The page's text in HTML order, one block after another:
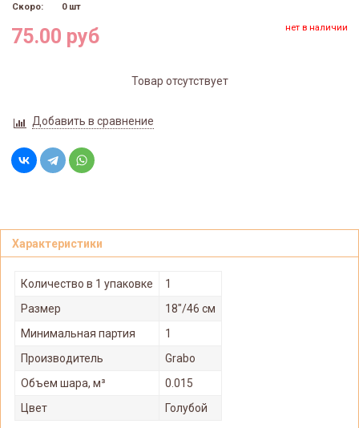
Скоро:
0 шт
75.00 руб нет в наличии
Товар отсутствует
Добавить в сравнение
Характеристики
Количество в 1 упаковке
1
Размер
18"/46 см
Минимальная партия
1
Производитель
Grabo
Объем шара, м³
0.015
Цвет
Голубой